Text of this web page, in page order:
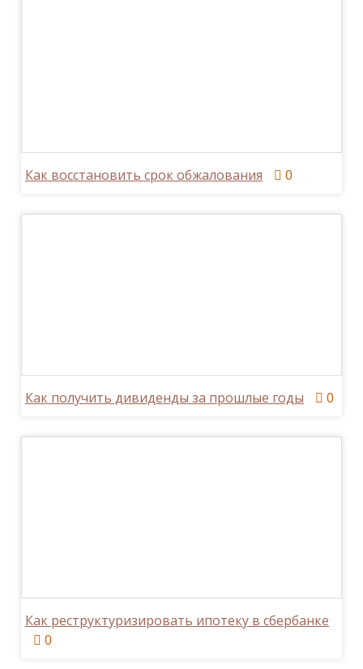
Как восстановить срок обжалования 0
Как получить дивиденды за прошлые годы 0
Как реструктуризировать ипотеку в сбербанке
0